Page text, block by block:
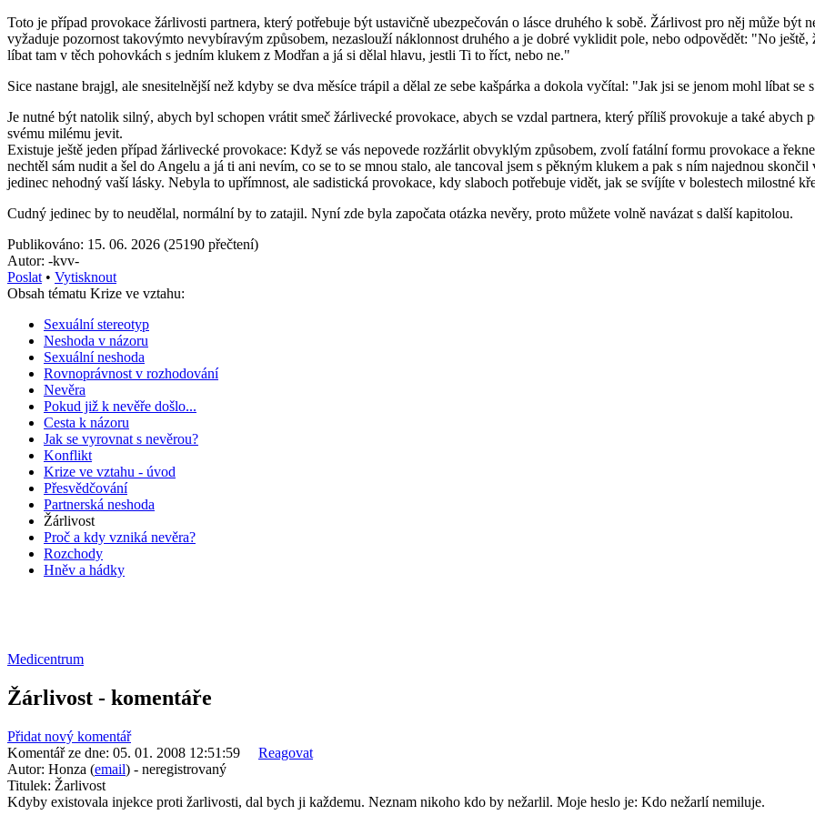
Toto je případ provokace žárlivosti partnera, který potřebuje být ustavičně ubezpečován o lásce druhého k sobě. Žárlivost pro něj může být
vyžaduje pozornost takovýmto nevybíravým způsobem, nezaslouží náklonnost druhého a je dobré vyklidit pole, nebo odpovědět: "No
líbat tam v těch pohovkách s jedním klukem z Modřan a já si dělal hlavu, jestli Ti to říct, nebo ne."
Sice nastane brajgl, ale snesitelnější než kdyby se dva měsíce trápil a dělal ze sebe kašpárka a dokola vyčítal: "Jak jsi se jenom mohl líbat se
Je nutné být natolik silný, abych byl schopen vrátit smeč žárlivecké provokace, abych se vzdal partnera, který příliš provokuje a také abych
svému milému jevit.
Existuje ještě jeden případ žárlivecké provokace: Když se vás nepovede rozžárlit obvyklým způsobem, zvolí fatální formu provokace a
nechtěl sám nudit a šel do Angelu a já ti ani nevím, co se to se mnou stalo, ale tancoval jsem s pěkným klukem a pak s ním najednou
jedinec nehodný vaší lásky. Nebyla to upřímnost, ale sadistická provokace, kdy slaboch potřebuje vidět, jak se svíjíte v bolestech milostné
Cudný jedinec by to neudělal, normální by to zatajil. Nyní zde byla započata otázka nevěry, proto můžete volně navázat s další kapitolou.
Publikováno: 15. 06. 2026 (25190 přečtení)
Autor: -kvv-
Poslat • Vytisknout
Obsah tématu Krize ve vztahu:
Sexuální stereotyp
Neshoda v názoru
Sexuální neshoda
Rovnoprávnost v rozhodování
Nevěra
Pokud již k nevěře došlo...
Cesta k názoru
Jak se vyrovnat s nevěrou?
Konflikt
Krize ve vztahu - úvod
Přesvědčování
Partnerská neshoda
Žárlivost
Proč a kdy vzniká nevěra?
Rozchody
Hněv a hádky
Medicentrum
Žárlivost - komentáře
Přidat nový komentář
Komentář ze dne: 05. 01. 2008 12:51:59
Reagovat
Autor: Honza (email) - neregistrovaný
Titulek: Žarlivost
Kdyby existovala injekce proti žarlivosti, dal bych ji každemu. Neznam nikoho kdo by nežarlil. Moje heslo je: Kdo nežarlí nemiluje.